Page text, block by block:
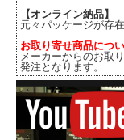
【オンライン納品】
元々パッケージが存
お取り寄せ商品につ
メーカーからのお取
発注となります。